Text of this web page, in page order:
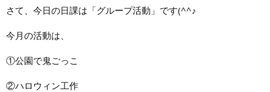
さて、今日の日課は「グループ活動」です(^^♪
今月の活動は、
①公園で鬼ごっこ
②ハロウィン工作